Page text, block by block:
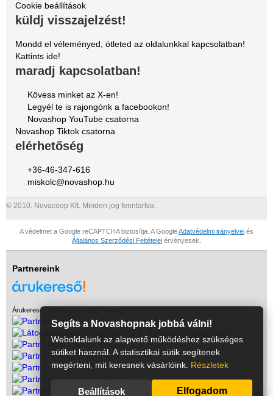
Cookie beállítások
küldj visszajelzést!
Mondd el véleményed, ötleted az oldalunkkal kapcsolatban!
Kattints ide!
maradj kapcsolatban!
Kövess minket az X-en!
Legyél te is rajongónk a facebookon!
Novashop YouTube csatorna
Novashop Tiktok csatorna
elérhetőség
+36-46-347-616
miskolc@novashop.hu
© 2010. Novacoop Kft. Minden jog fenntartva.
A védelmet a Google reCAPTCHA biztosítja. A GoogleAdatvédelmi irányelvei és
Általános Szerződési Feltételei érvényesek.
Partnereink
Árukereső, a hiteles vásárlási kalauz
Segíts a Novashopnak jobbá válni!
Weboldalunk az alapvető működéshez szükséges
sütiket használ. A statisztikai sütik segítenek
megérteni, mit keresnek vásárlóink. Részletek
Beállítások Elfogadom